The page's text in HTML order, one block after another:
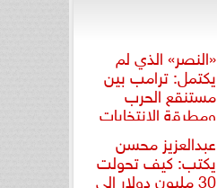
«النصر» الذي لم
يكتمل: ترامب بين
مستنقع الحرب
ومطرقة الانتخابات
عبدالعزيز محسن
يكتب: كيف تحولت
30 مليون دولار إلى